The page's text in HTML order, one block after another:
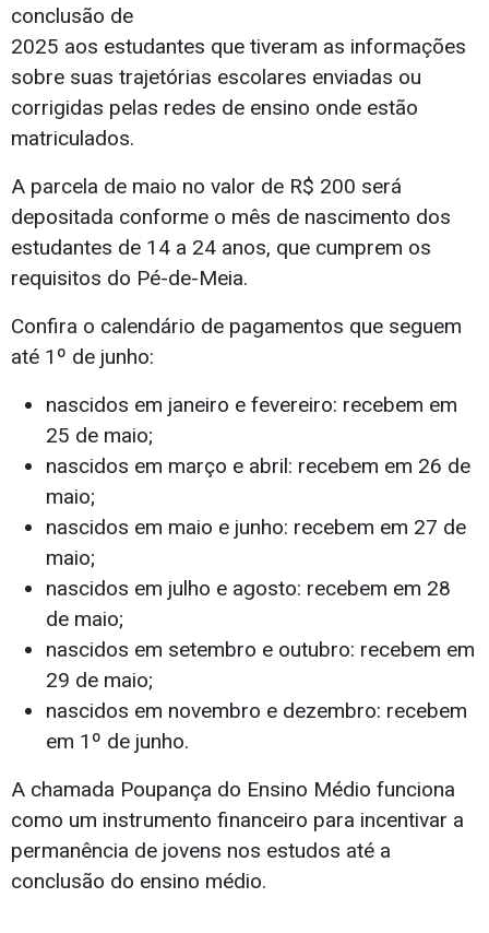
conclusão de
2025 aos estudantes que tiveram as informações
sobre suas trajetórias escolares enviadas ou
corrigidas pelas redes de ensino onde estão
matriculados.
A parcela de maio no valor de R$ 200 será
depositada conforme o mês de nascimento dos
estudantes de 14 a 24 anos, que cumprem os
requisitos do Pé-de-Meia.
Confira o calendário de pagamentos que seguem
até 1º de junho:
nascidos em janeiro e fevereiro: recebem em
25 de maio;
nascidos em março e abril: recebem em 26 de
maio;
nascidos em maio e junho: recebem em 27 de
maio;
nascidos em julho e agosto: recebem em 28
de maio;
nascidos em setembro e outubro: recebem em
29 de maio;
nascidos em novembro e dezembro: recebem
em 1º de junho.
A chamada Poupança do Ensino Médio funciona
como um instrumento financeiro para incentivar a
permanência de jovens nos estudos até a
conclusão do ensino médio.